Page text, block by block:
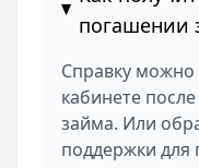
погашении
Справку
кабинете
займа. Или
поддержки для